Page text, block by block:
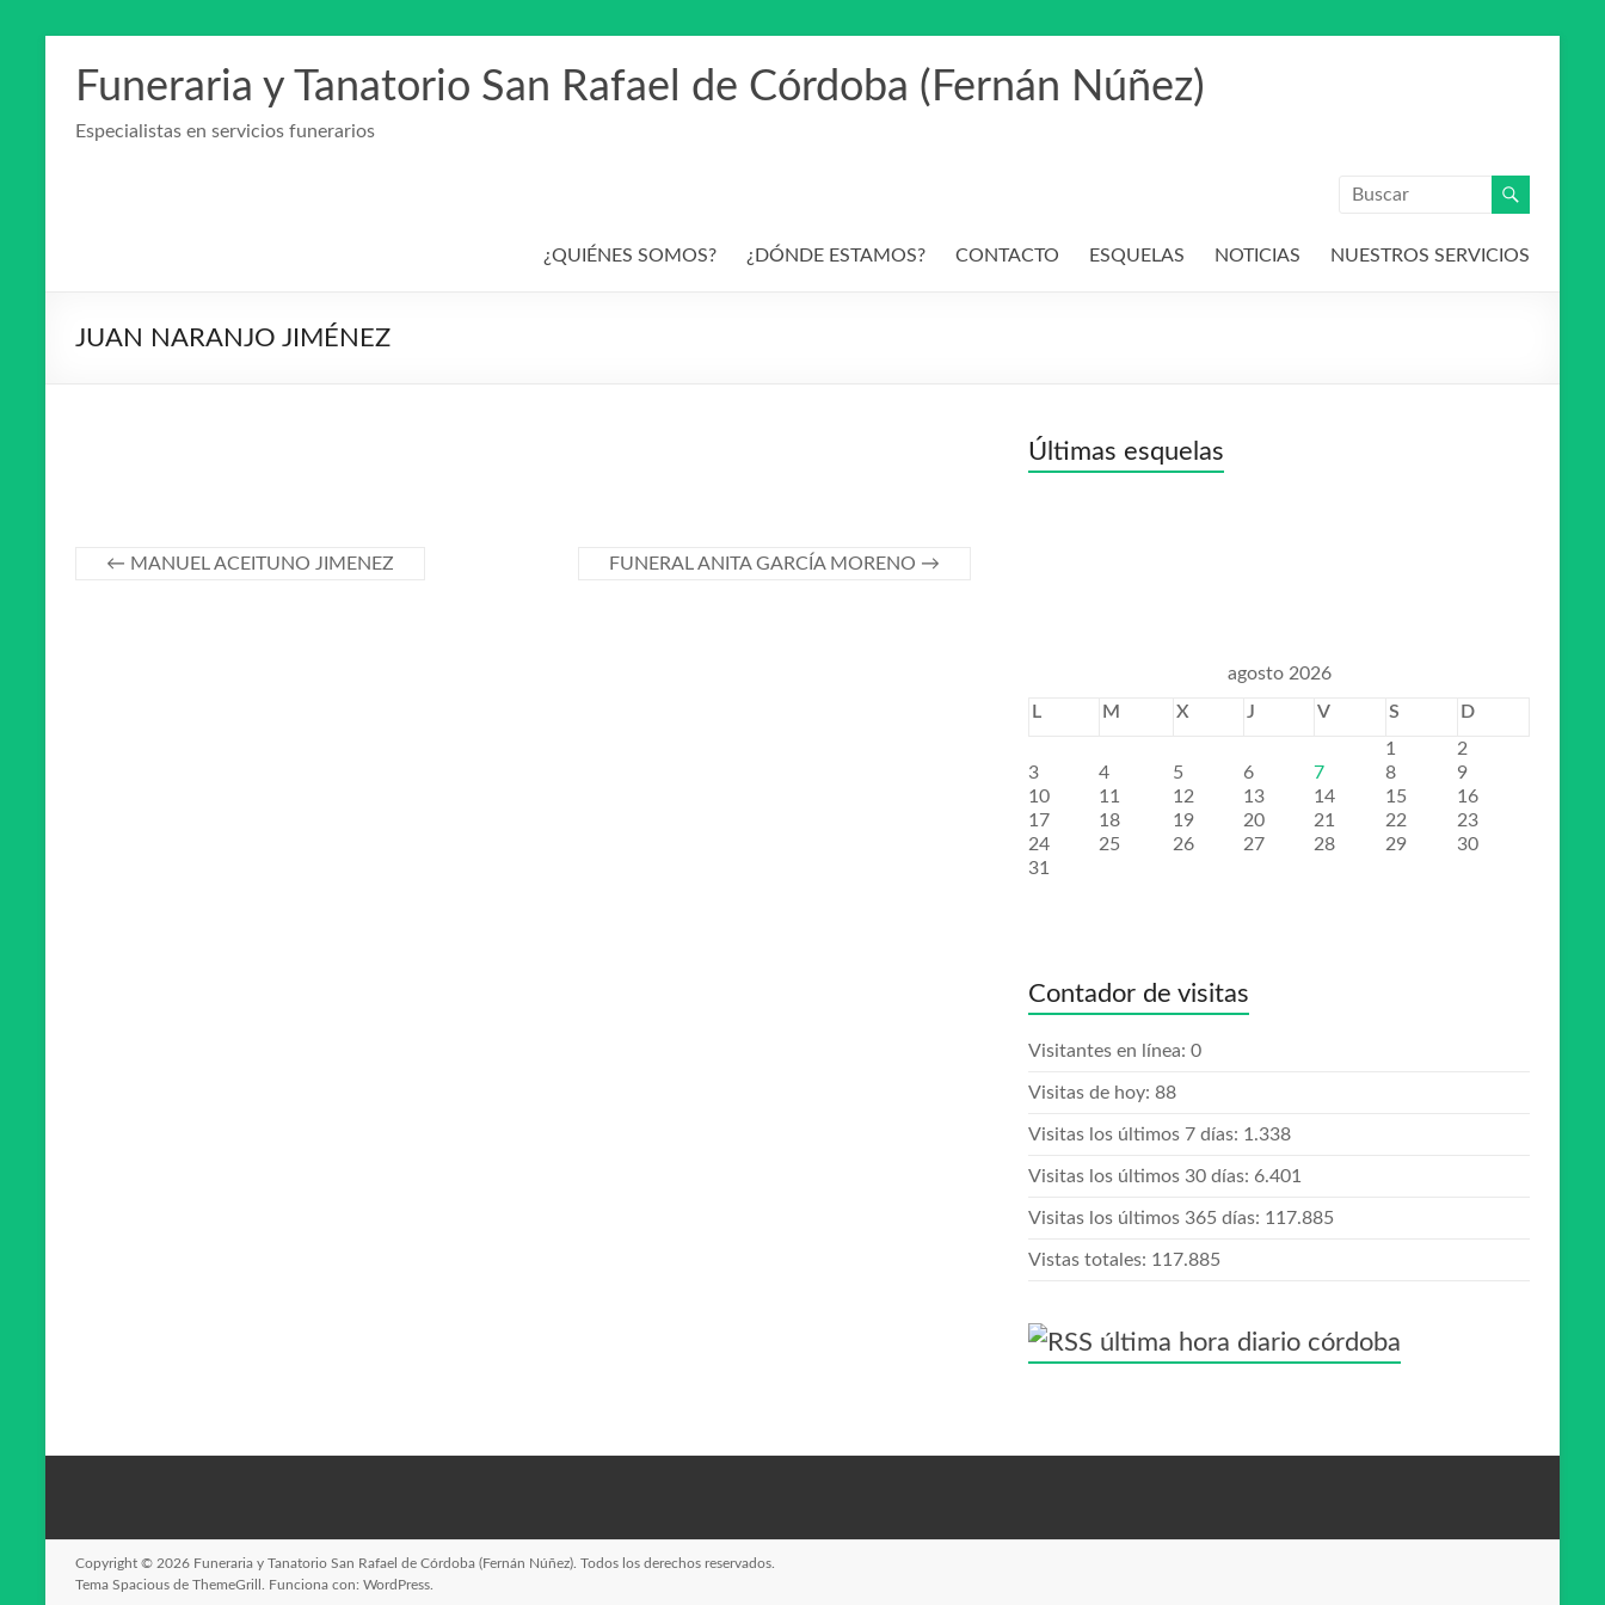
contenido
Funeraria y Tanatorio San Rafael de Córdoba (Fernán Núñez)
Especialistas en servicios funerarios
¿QUIÉNES SOMOS? ¿DÓNDE ESTAMOS? CONTACTO ESQUELAS NOTICIAS NUESTROS SERVICIOS
JUAN NARANJO JIMÉNEZ
← MANUEL ACEITUNO JIMENEZ FUNERAL ANITA GARCÍA MORENO →
Últimas esquelas
agosto 2026
L
M X J V S
D
1
2
3
4 5 6 7 8
9
10
11 12 13 14 15
16
17
18 19 20 21 22
23
24
25 26 27 28 29
30
31
Contador de visitas
Visitantes en línea: 0
Visitas de hoy: 88
Visitas los últimos 7 días: 1.338
Visitas los últimos 30 días: 6.401
Visitas los últimos 365 días: 117.885
Vistas totales: 117.885
última hora diario córdoba
Copyright © 2026 Funeraria y Tanatorio San Rafael de Córdoba (Fernán Núñez) . Todos los derechos reservados.
Tema Spacious de ThemeGrill. Funciona con: WordPress